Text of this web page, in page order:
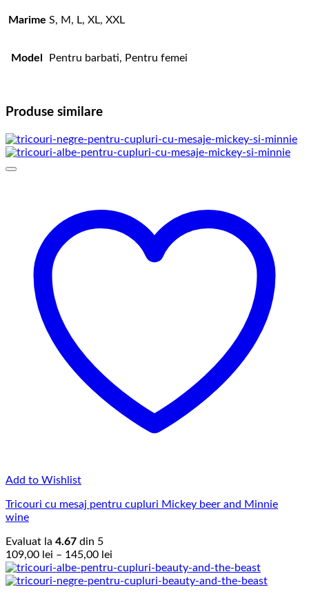
Marime S, M, L, XL, XXL
Model Pentru barbati, Pentru femei
Produse similare
Add to Wishlist
Tricouri cu mesaj pentru cupluri Mickey beer and Minnie
wine
Evaluat la 4.67 din 5
109,00 lei – 145,00 lei
de
prețuri: